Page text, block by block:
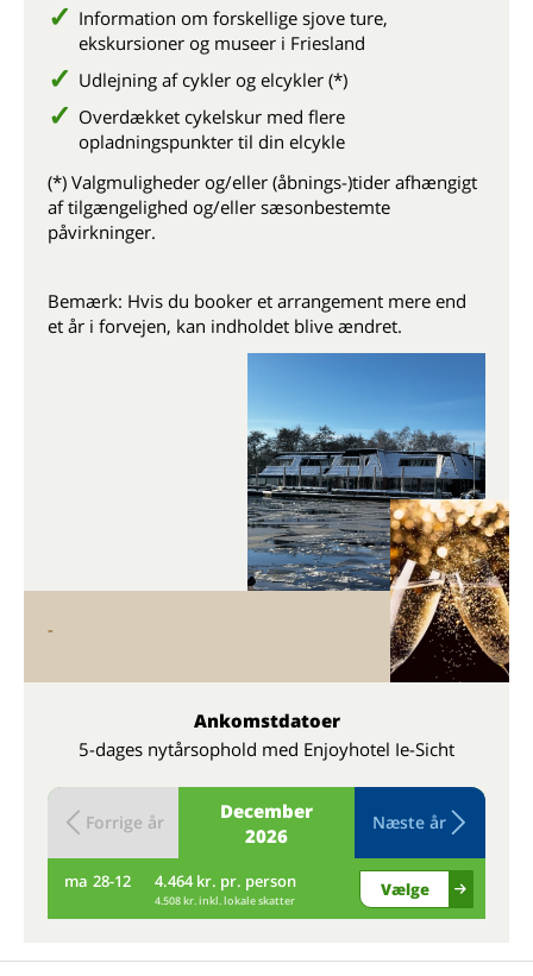
Information om forskellige sjove ture,
ekskursioner og museer i Friesland
Udlejning af cykler og elcykler (*)
Overdækket cykelskur med flere
opladningspunkter til din elcykle
(*) Valgmuligheder og/eller (åbnings-)tider afhængigt
af tilgængelighed og/eller sæsonbestemte
påvirkninger.
Bemærk: Hvis du booker et arrangement mere end
et år i forvejen, kan indholdet blive ændret.
-
Ankomstdatoer
5-dages nytårsophold med Enjoyhotel Ie-Sicht
December
2026
Forrige år Næste år
ma 28-12 4.464 kr. pr. person
4.508 kr. inkl. lokale skatter
Vælge